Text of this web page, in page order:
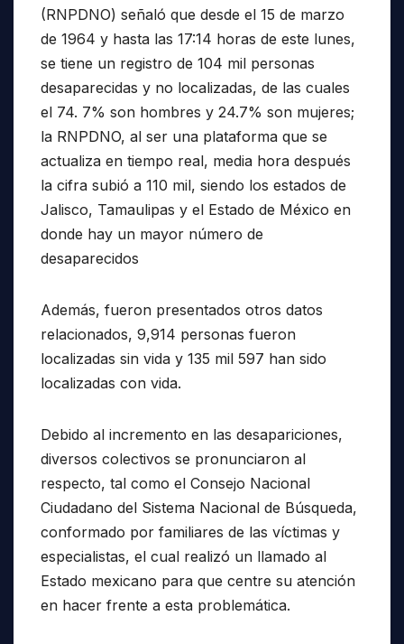
(RNPDNO) señaló que desde el 15 de marzo
de 1964 y hasta las 17:14 horas de este lunes,
se tiene un registro de 104 mil personas
desaparecidas y no localizadas, de las cuales
el 74. 7% son hombres y 24.7% son mujeres;
la RNPDNO, al ser una plataforma que se
actualiza en tiempo real, media hora después
la cifra subió a 110 mil, siendo los estados de
Jalisco, Tamaulipas y el Estado de México en
donde hay un mayor número de
desaparecidos
Además, fueron presentados otros datos
relacionados, 9,914 personas fueron
localizadas sin vida y 135 mil 597 han sido
localizadas con vida.
Debido al incremento en las desapariciones,
diversos colectivos se pronunciaron al
respecto, tal como el Consejo Nacional
Ciudadano del Sistema Nacional de Búsqueda,
conformado por familiares de las víctimas y
especialistas, el cual realizó un llamado al
Estado mexicano para que centre su atención
en hacer frente a esta problemática.